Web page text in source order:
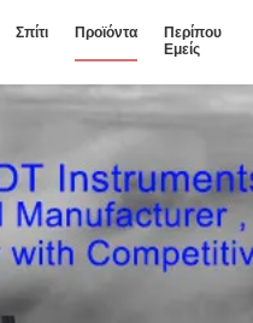
Σπίτι Προϊόντα
Περίπου
Εμείς